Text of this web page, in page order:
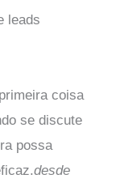
leads
coisa
se discute
possa
desde